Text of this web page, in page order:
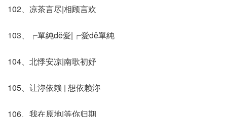
102、凉茶言尽|相顾言欢
103、┍單純dě愛|┍愛dě單純
104、北悸安凉|南歌初妤
105、让沵依赖 | 想依赖沵
106、我在原地|等你归期